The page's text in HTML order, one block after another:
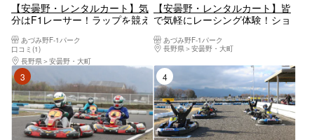
【安曇野・レンタルカート】気
分はF1レーサー！ラップを競え
あづみ野F-1パーク
口コミ(1)
長野県
安曇野・大町
【安曇野・レンタルカート】皆
で気軽にレーシング体験！ショ
あづみ野F-1パーク
長野県
安曇野・大町
3位